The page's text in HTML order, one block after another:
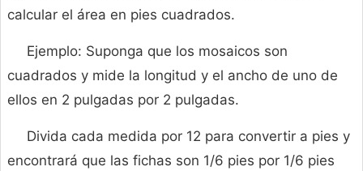
calcular el área en pies cuadrados.
Ejemplo: Suponga que los mosaicos son
cuadrados y mide la longitud y el ancho de uno de
ellos en 2 pulgadas por 2 pulgadas.
Divida cada medida por 12 para convertir a pies y
encontrará que las fichas son 1/6 pies por 1/6 pies